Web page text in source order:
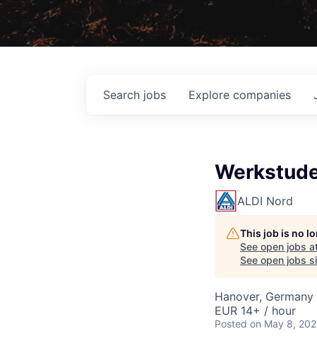
Search jobs Explore companies
ALDI Nord
This job is no
See open jobs
See open jobs
Hanover, Germany
EUR 14+ / hour
Posted on May 8,